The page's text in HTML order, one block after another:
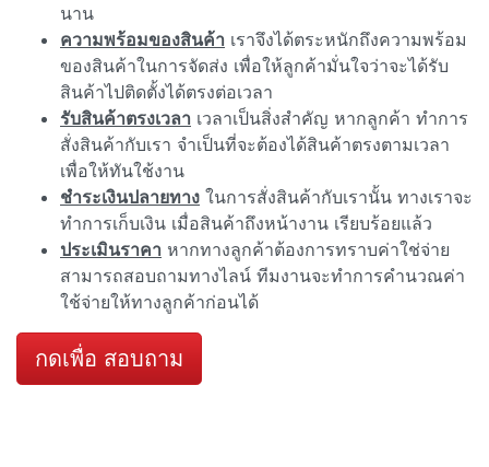
นาน
ความพร้อมของสินค้า เราจึงได้ตระหนักถึงความพร้อม
ของสินค้าในการจัดส่ง เพื่อให้ลูกค้ามั่นใจว่าจะได้รับ
สินค้าไปติดตั้งได้ตรงต่อเวลา
รับสินค้าตรงเวลา เวลาเป็นสิ่งสำคัญ หากลูกค้า ทำการ
สั่งสินค้ากับเรา จำเป็นที่จะต้องได้สินค้าตรงตามเวลา
เพื่อให้ทันใช้งาน
ชำระเงินปลายทาง ในการสั่งสินค้ากับเรานั้น ทางเราจะ
ทำการเก็บเงิน เมื่อสินค้าถึงหน้างาน เรียบร้อยแล้ว
ประเมินราคา หากทางลูกค้าต้องการทราบค่าใช่จ่าย
สามารถสอบถามทางไลน์ ทีมงานจะทำการคำนวณค่า
ใช้จ่ายให้ทางลูกค้าก่อนได้
กดเพื่อ สอบถาม